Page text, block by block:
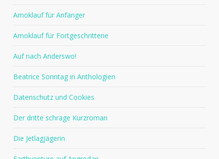
Amoklauf für Anfänger
Amoklauf für Fortgeschrittene
Auf nach Anderswo!
Beatrice Sonntag in Anthologien
Datenschutz und Cookies
Der dritte schräge Kurzroman
Die Jetlagjägerin